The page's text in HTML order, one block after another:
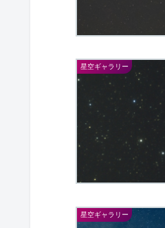
星空ギャラリー
星空ギャラリー